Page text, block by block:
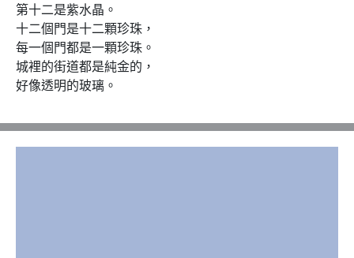
第十二是紫水晶。
十二個門是十二顆珍珠，
每一個門都是一顆珍珠。
城裡的街道都是純金的，
好像透明的玻璃。